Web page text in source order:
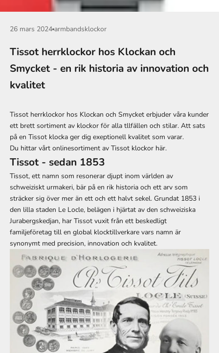
26 mars 2024 armbandsklockor
Tissot herrklockor hos Klockan och
Smycket - en rik historia av innovation och
kvalitet
Tissot herrklockor hos Klockan och Smycket erbjuder våra kunder
ett brett sortiment av klockor för alla tllfällen och stilar. Att sats
på en Tissot klocka ger dig exeptionell kvalitet som varar.
Du hittar vårt onlinesortiment av Tissot klockor här.
Tissot - sedan 1853
Tissot, ett namn som resonerar djupt inom världen av
schweiziskt urmakeri, bär på en rik historia och ett arv som
sträcker sig över mer än ett och ett halvt sekel. Grundat 1853 i
den lilla staden Le Locle, belägen i hjärtat av den schweiziska
Jurabergskedjan, har Tissot vuxit från ett beskedligt
familjeföretag till en global klocktillverkare vars namn är
synonymt med precision, innovation och kvalitet.